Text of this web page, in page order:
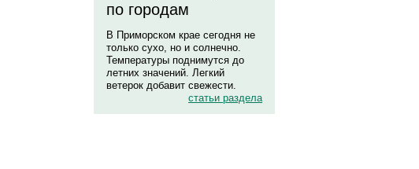
по городам
В Приморском крае сегодня не
только сухо, но и солнечно.
Температуры поднимутся до
летних значений. Легкий
ветерок добавит свежести.
статьи раздела